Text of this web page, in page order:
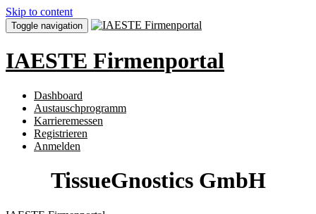
Skip to content
Toggle navigation
IAESTE Firmenportal
Dashboard
Austauschprogramm
Karrieremessen
Registrieren
Anmelden
TissueGnostics GmbH